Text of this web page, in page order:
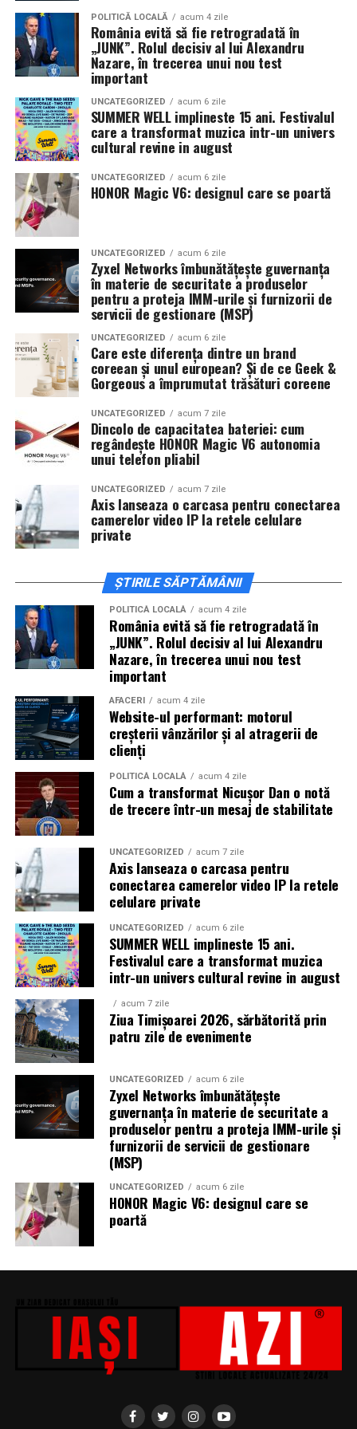
Pe11 februarieva avea loc proiecția specială
mea”de la Cinema City din City Park Constanța
18:30, unde
regizorul Paul Decu și actrița Azaleea
Necula, originari din Constanța și împrejurimi, vor
prezenta filmul alături de colegii lor
Alexandra Răduță și Gabriel Vatavu.
Cinema City Shopping City Galațiinvită spectatorii
12 februarie de la 18:30
State și Azaleea Necula și regizorul Paul Decu.
Pe 13 februarie la ora 18:30
invitați la proiecția specială din
, alături de regizorulPaul Decuși de
actoriiGabriel Vatavu, Sergiu Costache, Azaleea
Necula, Alexandra Răduță.
De „Ziua Îndrăgostiților”, pe14 februarie, în Cinema
City Iulius Mall Suceava, de la 18:30, spectatorii sunt
invitați la film alături de regizorulPaul Decu și de
actoriiSergiu Costache, Vlad si Oana Gherman,
Alexandra Răduță.
Cineplexx Băneasa Shopping City
București
găzduiește o proiecție specială în prezența
întregii echipe pe15 februarie, de la 17:30.
ÎnCraiova , regizorulPaul Decuși actoriiSergiu
Costache, Azaleea Necula și Oana Gherman
Mall pe 16 februarie de la ora 18:00.
ActoriiVlad Gherman, Oana Gherman și Ioana
Ginghină
vin la întâlnirea cu publicul dinCinema City
Vivo! Pitești pe 17 februarie, de la 18:30și vor
participa la o discuție după proiecție, alături de
Paul Decu.
Caravana„În pielea mea”ajunge laCinema City
Shopping City Ploiești, pe 18 februarie,de la 18:30, la
proiecția specială introdusă de regizorul
alături de actoriiIoana State, Vlad și Oana Gherman,
Azaleea Necula și Gabriel Vatavu.
O comedie actuală și spumoasă, filmul
mea”
este distribuit de T.R.I.B.E. Films.
TRAILER:https://bit.ly/InPieleaMea
Site oficial:inpieleamea.ro
Mai multe detalii, imagini de la filmări, fragmente din
film, declarații din partea actorilor și informații despre
concursuri sunt disponibile pe paginile social media ale
filmului deFacebook,Instagram
Adrian Pădurețu semnează imaginea filmului. De sunet
s-a ocupat Bogdan Ivanovici, de scenografie Anca
Miron, iar de costume Francisca Vass.
„În Pielea Mea”este un film produs de: CB MOTION
PICTURES.
Producător asociat: MAGNETIC MEDIA PRODUCTIONS
Producător: Claudiu Boboc
Producător executiv: Adela Mara
Manager producție: Iulia Cezara Roșu
Casting: ELEPHANT MEDIA
Realizat cu sprijinul:
Co-finanțatori:C&C HOUSE RESIDENCE, S&I BEST
POLITICĂ LOCALĂ acum 4 zile
România evită să fie retrogradată în
„JUNK”. Rolul decisiv al lui Alexandru
Nazare, în trecerea unui nou test
important
UNCATEGORIZED acum 6 zile
SUMMER WELL implineste 15 ani. Festivalul
care a transformat muzica intr-un univers
cultural revine in august
UNCATEGORIZED acum 6 zile
HONOR Magic V6: designul care se poartă
UNCATEGORIZED acum 6 zile
Zyxel Networks îmbunătățește guvernanța
în materie de securitate a produselor
pentru a proteja IMM-urile și furnizorii de
servicii de gestionare (MSP)
UNCATEGORIZED acum 6 zile
Care este diferența dintre un brand
coreean și unul european? Și de ce Geek &
Gorgeous a împrumutat trăsături coreene
UNCATEGORIZED acum 7 zile
Dincolo de capacitatea bateriei: cum
regândește HONOR Magic V6 autonomia
unui telefon pliabil
UNCATEGORIZED acum 7 zile
Axis lanseaza o carcasa pentru conectarea
camerelor video IP la retele celulare
private
ȘTIRILE SĂPTĂMÂNII
POLITICĂ LOCALĂ acum 4 zile
România evită să fie retrogradată în
„JUNK”. Rolul decisiv al lui Alexandru
Nazare, în trecerea unui nou test
important
AFACERI acum 4 zile
Website-ul performant: motorul
creșterii vânzărilor și al atragerii de
clienți
POLITICĂ LOCALĂ acum 4 zile
Cum a transformat Nicușor Dan o notă
de trecere într-un mesaj de stabilitate
UNCATEGORIZED acum 7 zile
Axis lanseaza o carcasa pentru
conectarea camerelor video IP la retele
celulare private
UNCATEGORIZED acum 6 zile
SUMMER WELL implineste 15 ani.
Festivalul care a transformat muzica
intr-un univers cultural revine in august
acum 7 zile
Ziua Timișoarei 2026, sărbătorită prin
patru zile de evenimente
UNCATEGORIZED acum 6 zile
Zyxel Networks îmbunătățește
guvernanța în materie de securitate a
produselor pentru a proteja IMM-urile și
furnizorii de servicii de gestionare
(MSP)
UNCATEGORIZED acum 6 zile
HONOR Magic V6: designul care se
poartă